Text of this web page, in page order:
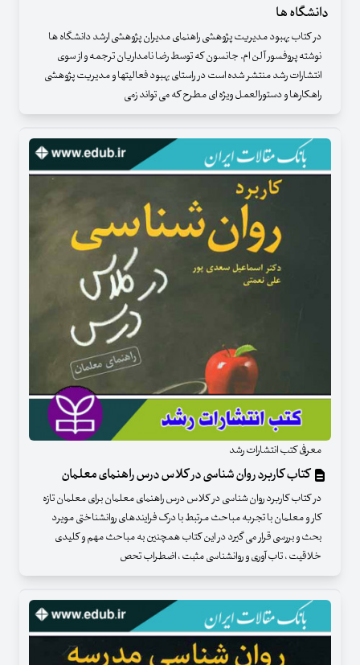
دانشگاه ها
در کتاب بهبود مدیریت پژوهشی راهنمای مدیران پژوهشی ارشد دانشگاه ها
نوشته پروفسور آلن ام. جانسون که توسط رضا نامداریان ترجمه و از سوی
انتشارات رشد منتشر شده است در راستای بهبود فعالیتها و مدیریت پژوهشی
راهکارها و دستورالعمل ویژه ای مطرح که می تواند زمی
معرفی کتب انتشارات رشد
کتاب کاربرد روان شناسی در کلاس درس راهنمای معلمان
در کتاب کاربرد روان شناسی در کلاس درس راهنمای معلمان برای معلمان تازه
کار و معلمان با تجربه مباحث مرتبط با درک فرایندهای روانشناختی مویرد
بحث و بررسی قرار می گیرد در این کتاب همچنین به مباحث مهم و کلیدی
خلاقیت ، تاب آوری و روانشناسی مثبت ، اضطراب تحص